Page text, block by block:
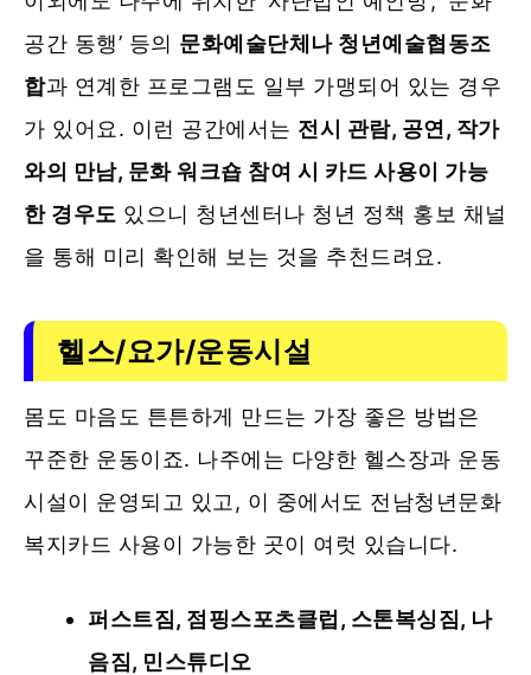
공간 동행’ 등의 문화예술단체나 청년예술협동조
합과 연계한 프로그램도 일부 가맹되어 있는 경우
가 있어요. 이런 공간에서는 전시 관람, 공연, 작가
와의 만남, 문화 워크숍 참여 시 카드 사용이 가능
한 경우도 있으니 청년센터나 청년 정책 홍보 채널
을 통해 미리 확인해 보는 것을 추천드려요.
헬스/요가/운동시설
몸도 마음도 튼튼하게 만드는 가장 좋은 방법은
꾸준한 운동이죠. 나주에는 다양한 헬스장과 운동
시설이 운영되고 있고, 이 중에서도 전남청년문화
복지카드 사용이 가능한 곳이 여럿 있습니다.
퍼스트짐, 점핑스포츠클럽, 스톤복싱짐, 나
음짐, 민스튜디오